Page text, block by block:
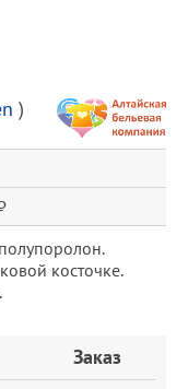
)
косточке.
Заказ